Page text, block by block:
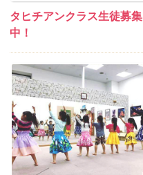
タヒチアンクラス生徒募集
中！